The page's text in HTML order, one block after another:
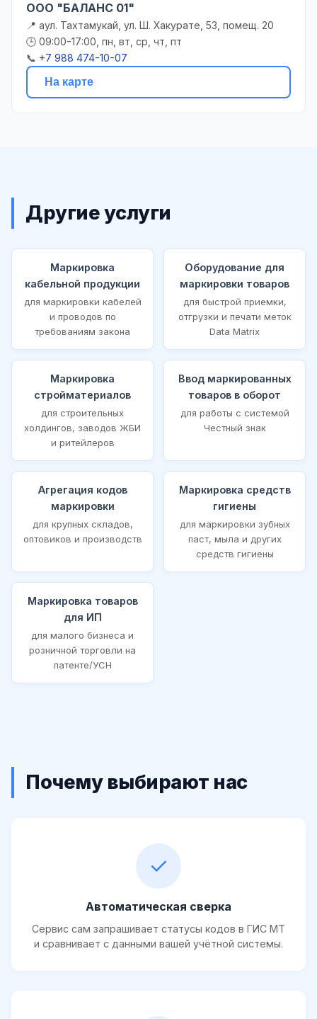
ООО "БАЛАНС 01"
📍 аул. Тахтамукай, ул. Ш. Хакурате, 53, помещ. 20
🕒 09:00-17:00, пн, вт, ср, чт, пт
📞 +7 988 474-10-07
На карте
Другие услуги
Маркировка
кабельной продукции
для маркировки кабелей
и проводов по
требованиям закона
Оборудование для
маркировки товаров
для быстрой приемки,
отгрузки и печати меток
Data Matrix
Маркировка
стройматериалов
для строительных
холдингов, заводов ЖБИ
и ритейлеров
Ввод маркированных
товаров в оборот
для работы с системой
Честный знак
Агрегация кодов
маркировки
для крупных складов,
оптовиков и производств
Маркировка средств
гигиены
для маркировки зубных
паст, мыла и других
средств гигиены
Маркировка товаров
для ИП
для малого бизнеса и
розничной торговли на
патенте/УСН
Почему выбирают нас
✓
Автоматическая сверка
Сервис сам запрашивает статусы кодов в ГИС МТ
и сравнивает с данными вашей учётной системы.